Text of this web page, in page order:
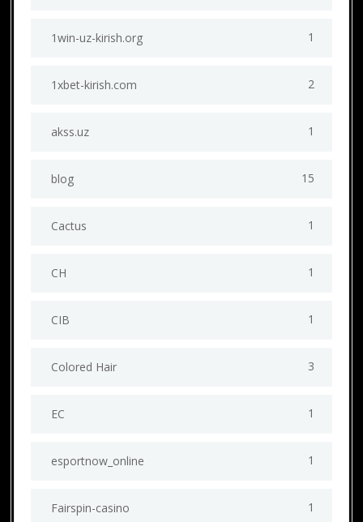
1win-uz-kirish.org 1
1xbet-kirish.com 2
akss.uz 1
blog 15
Cactus 1
CH 1
CIB 1
Colored Hair 3
EC 1
esportnow_online 1
Fairspin-casino 1